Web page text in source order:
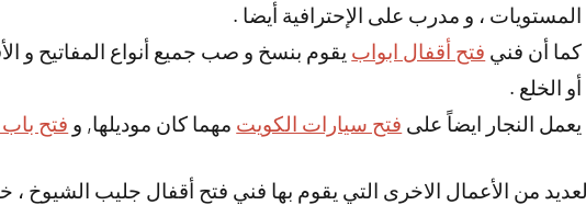
المستويات ، و مدرب على الإحترافية أيضا .
كما أن فني فتح أقفال ابواب يقوم بنسخ و صب جميع أنواع المفاتيح و
أو الخلع .
يعمل النجار ايضاً على فتح سيارات الكويت مهما كان موديلها, و فتح